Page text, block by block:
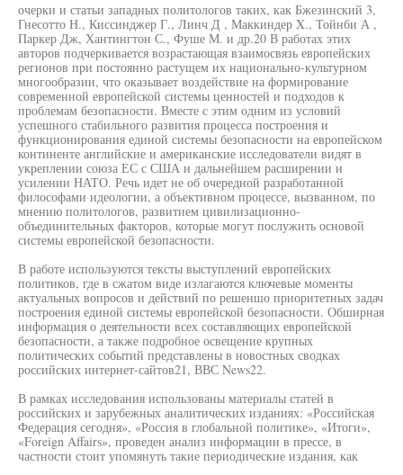
очерки и статьи западных политологов таких, как Бжезинский 3,
Гнесотто Н., Киссинджер Г., Линч Д , Маккиндер X., Тойнби А ,
Паркер Дж, Хантингтон С., Фуше М. и др.20 В работах этих
авторов подчеркивается возрастающая взаимосвязь европейских
регионов при постоянно растущем их национально-культурном
многообразии, что оказывает воздействие на формирование
современной европейской системы ценностей и подходов к
проблемам безопасности. Вместе с этим одним из условий
успешного стабильного развития процесса построения и
функционирования единой системы безопасности на европейском
континенте английские и американские исследователи видят в
укреплении союза ЕС с США и дальнейшем расширении и
усилении НАТО. Речь идет не об очередной разработанной
философами идеологии, а объективном процессе, вызванном, по
мнению политологов, развитием цивилизационно-
объединительных факторов, которые могут послужить основой
системы европейской безопасности.
В работе используются тексты выступлений европейских
политиков, где в сжатом виде излагаются ключевые моменты
актуальных вопросов и действий по решеншо приоритетных задач
построения единой системы европейской безопасности. Обширная
информация о деятельности всех составляющих европейской
безопасности, а также подробное освещение крупных
политических событий представлены в новостных сводках
российских интернет-сайтов21, ВВС News22.
В рамках исследования использованы материалы статей в
российских и зарубежных аналитических изданиях: «Российская
Федерация сегодня», «Россия в глобальной политике», «Итоги»,
«Foreign Affairs», проведен анализ информации в прессе, в
частности стоит упомянуть такие периодические издания, как